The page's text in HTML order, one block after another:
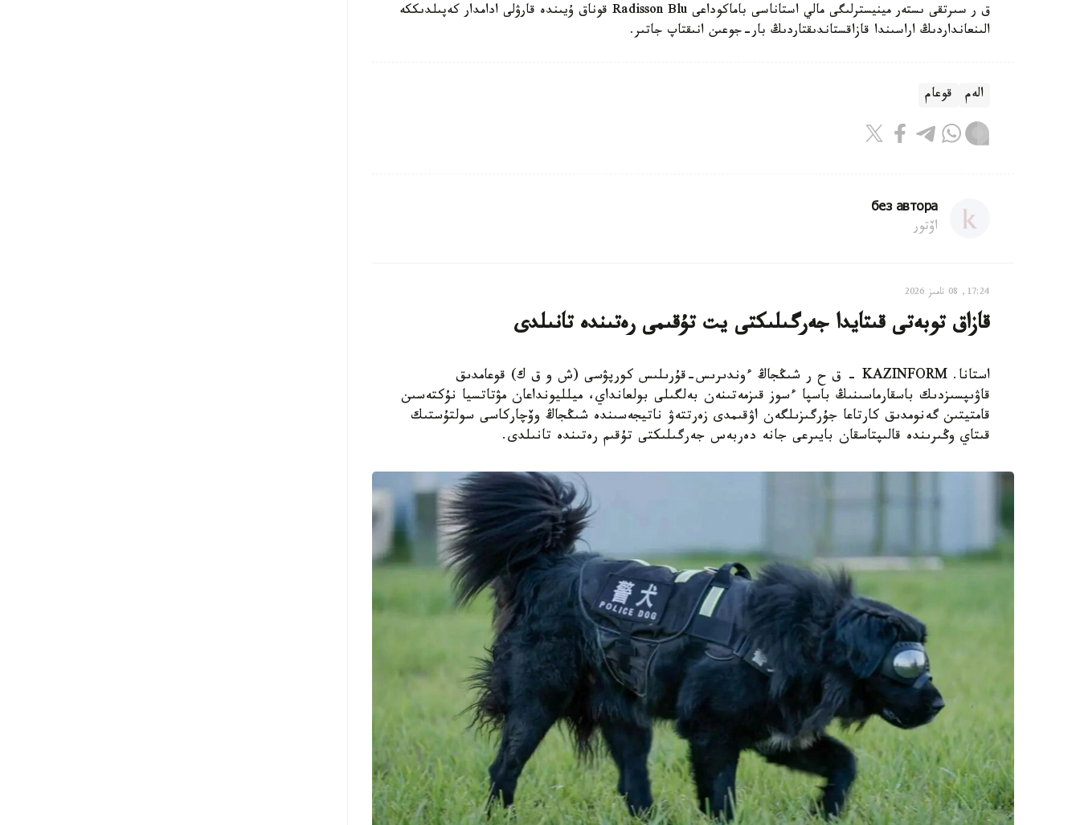
ق ر سىرتقى ىستەر مينيسترلىگى مالي استاناسى باماكوداعى Radisson Blu قوناق ۇيىندە قارۋلى ادامدار كەپىلدىككە
الىنعانداردىڭ اراسىندا قازاقستاندىقتاردىڭ بار-جوعىن انىقتاپ جاتىر.
الەم قوعام
без автора
اۆتور
17:24, 08 تامىز 2026
قازاق توبەتى قىتايدا جەرگىلىكتى يت تۇقىمى رەتىندە تانىلدى
استانا. KAZINFORM – ق ح ر شىڭجاڭ ءوندىرىس-قۇرىلىس كورپۋسى (ش و ق ك) قوعامدىق
قاۋىپسىزدىك باسقارماسىنىڭ باسپا ءسوز قىزمەتىنەن بەلگىلى بولعانداي، ميلليونداعان مۋتاتسيا نۇكتەسىن
قامتيتىن گەنومدىق كارتاعا جۇرگىزىلگەن اۋقىمدى زەرتتەۋ ناتيجەسىندە شىڭجاڭ وۆچاركاسى سولتۇستىك
قىتاي وڭىرىندە قالىپتاسقان بايىرعى جانە دەربەس جەرگىلىكتى تۇقىم رەتىندە تانىلدى.